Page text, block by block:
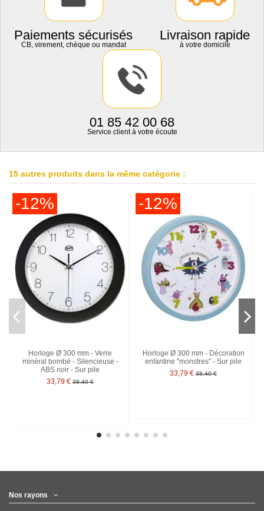
Paiements sécurisés
CB, virement, chèque ou mandat
Livraison rapide
à votre domicile
01 85 42 00 68
Service client à votre écoute
15 autres produits dans la même catégorie :
-12%
Horloge Ø 300 mm - Verre
minéral bombé - Silencieuse -
ABS noir - Sur pile
33,79 € 38,40 €
-12%
Horloge Ø 300 mm - Décoration
enfantine "monstres" - Sur pile
33,79 € 38,40 €
Nos rayons